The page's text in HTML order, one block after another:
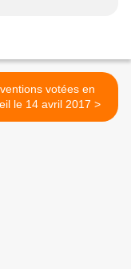
votées en
conseil le 14 avril 2017 >